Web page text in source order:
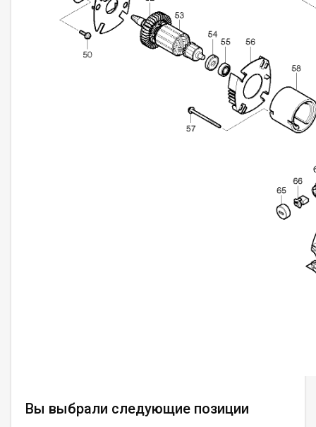
Вы выбрали следующие позиции